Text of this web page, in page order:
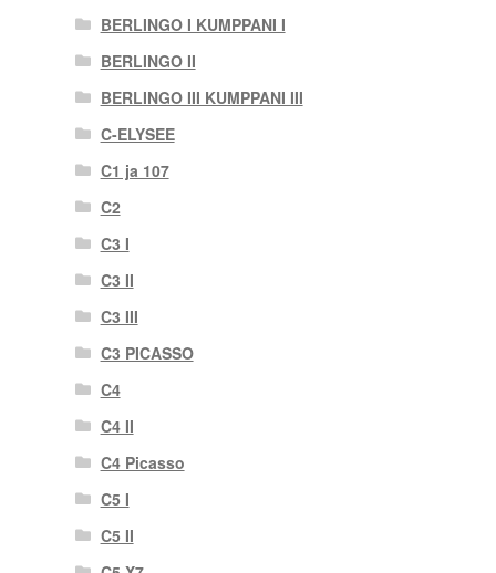
BERLINGO I KUMPPANI I
BERLINGO II
BERLINGO III KUMPPANI III
C-ELYSEE
C1 ja 107
C2
C3 I
C3 II
C3 III
C3 PICASSO
C4
C4 II
C4 Picasso
C5 I
C5 II